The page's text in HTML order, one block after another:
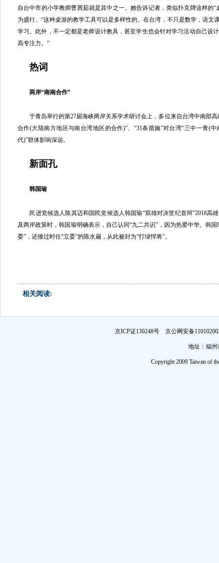
自台中市的小学教师曹茜茹就是其中之一。她告诉记者，类似扑克牌这样的
为盛行。“这种桌游的教学工具可以是多样性的。在台湾，不只是数学，语文
学习。此外，不一定都是老师设计教具，甚至学生也会针对学习活动自己设
高专注力。”
热词
两岸“南南合作”
于青岛举行的第27届海峡两岸关系学术研讨会上，多位来自台湾中南部高
合作(大陆南方地区与南台湾地区的合作)”、“31条措施”对台湾“三中一青(
代)”群体影响深远。
新面孔
韩国瑜
民进党候选人陈其迈和国民党候选人韩国瑜“双雄对决世纪首辩”2018高
及两岸政策时，韩国瑜明确表示，自己认同“九二共识”，因为热爱中华。韩国
委”，还揍过时任“立委”的陈水扁，从此被封为“打绿悍将”。
相关阅读:
京ICP证130248号 京公网安备
地址：福州
Copyright 2009 Taiwan of